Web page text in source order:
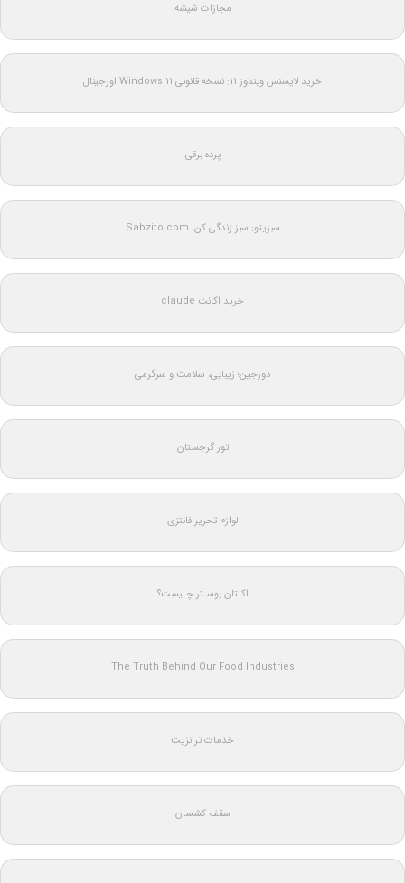
مجازات شیشه
خرید لایسنس ویندوز 11: نسخه قانونی Windows 11 اورجینال
پرده برقی
سبزیتو: سبز زندگی کن: Sabzito.com
خرید اکانت claude
دورجین؛ زیبایی، سلامت و سرگرمی
تور گرجستان
لوازم تحریر فانتزی
اکـتان بوسـتر چـیست؟
The Truth Behind Our Food Industries
خدمات ترانزیت
سقف کشسان